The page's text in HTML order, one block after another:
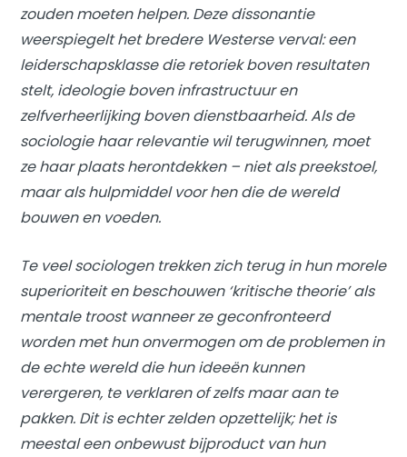
zouden moeten helpen. Deze dissonantie
weerspiegelt het bredere Westerse verval: een
leiderschapsklasse die retoriek boven resultaten
stelt, ideologie boven infrastructuur en
zelfverheerlijking boven dienstbaarheid. Als de
sociologie haar relevantie wil terugwinnen, moet
ze haar plaats herontdekken – niet als preekstoel,
maar als hulpmiddel voor hen die de wereld
bouwen en voeden.
Te veel sociologen trekken zich terug in hun morele
superioriteit en beschouwen ‘kritische theorie’ als
mentale troost wanneer ze geconfronteerd
worden met hun onvermogen om de problemen in
de echte wereld die hun ideeën kunnen
verergeren, te verklaren of zelfs maar aan te
pakken. Dit is echter zelden opzettelijk; het is
meestal een onbewust bijproduct van hun